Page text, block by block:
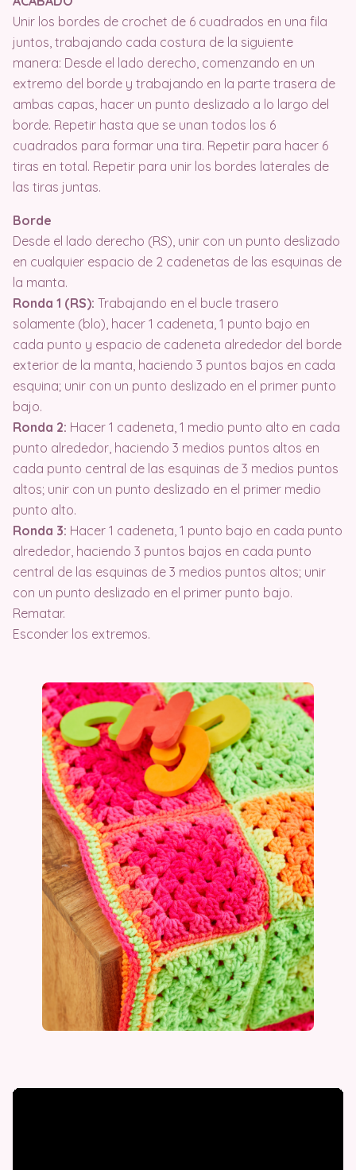
Unir los bordes de crochet de 6 cuadrados en una fila
juntos, trabajando cada costura de la siguiente
manera: Desde el lado derecho, comenzando en un
extremo del borde y trabajando en la parte trasera de
ambas capas, hacer un punto deslizado a lo largo del
borde. Repetir hasta que se unan todos los 6
cuadrados para formar una tira. Repetir para hacer 6
tiras en total. Repetir para unir los bordes laterales de
las tiras juntas.
Borde
Desde el lado derecho (RS), unir con un punto deslizado
en cualquier espacio de 2 cadenetas de las esquinas de
la manta.
Ronda 1 (RS): Trabajando en el bucle trasero
solamente (blo), hacer 1 cadeneta, 1 punto bajo en
cada punto y espacio de cadeneta alrededor del borde
exterior de la manta, haciendo 3 puntos bajos en cada
esquina; unir con un punto deslizado en el primer punto
bajo.
Ronda 2: Hacer 1 cadeneta, 1 medio punto alto en cada
punto alrededor, haciendo 3 medios puntos altos en
cada punto central de las esquinas de 3 medios puntos
altos; unir con un punto deslizado en el primer medio
punto alto.
Ronda 3: Hacer 1 cadeneta, 1 punto bajo en cada punto
alrededor, haciendo 3 puntos bajos en cada punto
central de las esquinas de 3 medios puntos altos; unir
con un punto deslizado en el primer punto bajo.
Rematar.
Esconder los extremos.